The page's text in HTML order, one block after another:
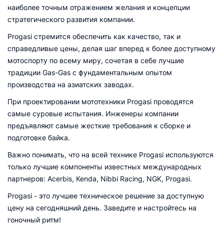
наиболее точным отражением желания и концепции
стратегического развития компании.
Progasi стремится обеспечить как качество, так и
справедливые цены, делая шаг вперед к более доступному
мотоспорту по всему миру, cочетая в себе лучшие
традиции Gas-Gas с фундаментальным опытом
производства на азиатских заводах.
При проектировании мототехники Progasi проводятся
самые суровые испытания. Инженеры компании
предъявляют самые жесткие требования к сборке и
подготовке байка.
Важно понимать, что на всей технике Progasi используются
только лучшие компоненты известных международных
партнеров: Acerbis, Kenda, Nibbi Racing, NGK, Progasi.
Progasi - это лучшее техническое решение за доступную
цену на сегодняшний день. Заведите и настройтесь на
гоночный ритм!